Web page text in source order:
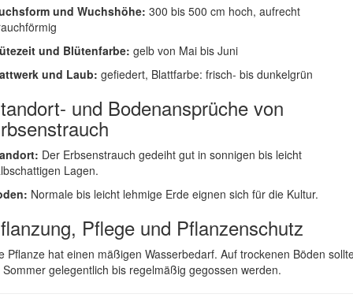
und Wuchshöhe: 300 bis 500 cm hoch, aufrecht
und Blütenfarbe: gelb von Mai bis Juni
und Laub: gefiedert, Blattfarbe: frisch- bis dunkelgrün
und Bodenansprüche von
Der Erbsenstrauch gedeiht gut in sonnigen bis leicht
Lagen.
Normale bis leicht lehmige Erde eignen sich für die Kultur.
Pflege und Pflanzenschutz
Pflanze hat einen mäßigen Wasserbedarf. Auf trockenen Böden
Sommer gelegentlich bis regelmäßig gegossen werden.